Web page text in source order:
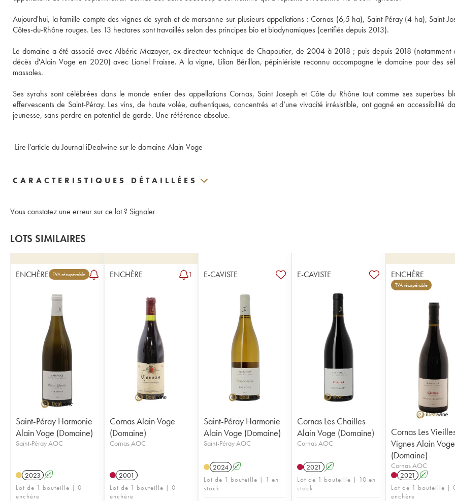
Aujourd'hui, la famille compte des vignes de syrah et de marsanne sur plusieurs appellations : Cornas (6,5 ha), Saint-Péray (4 ha), Saint-
Côtes-du-Rhône rouges. Les 13 hectares sont travaillés selon des principes bio et biodynamiques (certifiés depuis 2013).
Le domaine a été associé avec Albéric Mazoyer, ex-directeur technique de Chapoutier, de 2004 à 2018 ; puis depuis 2018 (notamment
décès d'Alain Voge en 2020) avec Lionel Fraisse. A la vigne, Lilian Bérillon, pépiniériste reconnu accompagne le domaine pour des
massales.
Ses syrahs sont célébrées dans le monde entier des appellations Cornas, Saint Joseph et Côte du Rhône tout comme ses superbes
effervescents de Saint-Péray. Les vins, de haute volée, authentiques, concentrés et d’une vivacité irrésistible, ont gagné en accessibilité
jeunesse, sans perdre en potentiel de garde. Une référence absolue.
Lire l'article du Journal iDealwine sur le domaine Alain Voge
CARACTERISTIQUES DÉTAILLÉES
Vous constatez une erreur sur ce lot ? Signaler
LOTS SIMILAIRES
ENCHÈRE TVA récupérable
Saint-Péray Harmonie
Alain Voge (Domaine)
Saint-Péray AOC
2023 A
Lot de 1 bouteille | 0
enchère
ENCHÈRE 1
Cornas Alain Voge
(Domaine)
Cornas AOC
2001
Lot de 1 bouteille | 0
enchère
E-CAVISTE
Saint-Péray Harmonie
Alain Voge (Domaine)
Saint-Péray AOC
2024 A
Lot de 1 bouteille | 1 en
stock
E-CAVISTE
Cornas Les Chailles
Alain Voge (Domaine)
Cornas AOC
2021 A
Lot de 1 bouteille | 10 en
stock
ENCHÈRE
TVA récupérable
Cornas Les
Vignes Alain Voge
(Domaine)
Cornas AOC
2021
A
Lot de 1 bouteille |
enchère